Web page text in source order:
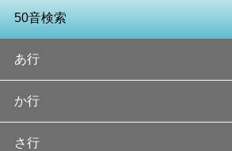
50音検索
あ行
か行
さ行